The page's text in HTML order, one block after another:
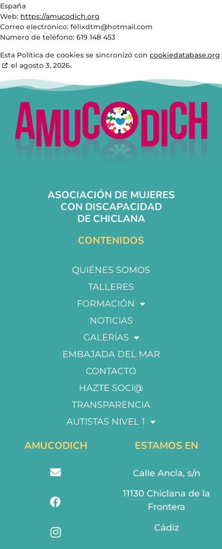
España
Web: https://amucodich.org
Correo electrónico: felixdtm@hotmail.com
Número de teléfono: 619 148 453
Esta Politica de cookies se sincronizó con cookiedatabase.org
el agosto 3, 2026.
ASOCIACIÓN DE MUJERES
CON DISCAPACIDAD
DE CHICLANA
CONTENIDOS
QUIÉNES SOMOS
TALLERES
FORMACIÓN
NOTICIAS
GALERÍAS
EMBAJADA DEL MAR
CONTACTO
HAZTE SOCI@
TRANSPARENCIA
AUTISTAS NIVEL 1
AMUCODICH ESTAMOS EN
Calle Ancla, s/n
11130 Chiclana de la
Frontera
Cádiz